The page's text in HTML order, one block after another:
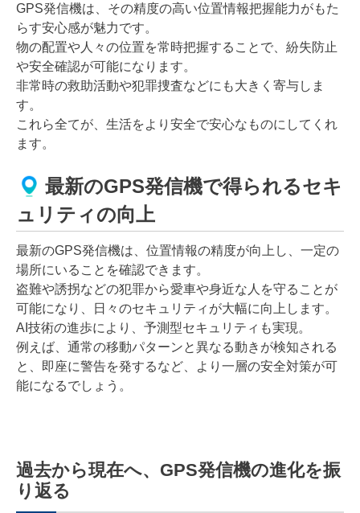
GPS発信機は、その精度の高い位置情報把握能力がもた
らす安心感が魅力です。
物の配置や人々の位置を常時把握することで、紛失防止
や安全確認が可能になります。
非常時の救助活動や犯罪捜査などにも大きく寄与しま
す。
これら全てが、生活をより安全で安心なものにしてくれ
ます。
最新のGPS発信機で得られるセキ
ュリティの向上
最新のGPS発信機は、位置情報の精度が向上し、一定の
場所にいることを確認できます。
盗難や誘拐などの犯罪から愛車や身近な人を守ることが
可能になり、日々のセキュリティが大幅に向上します。
AI技術の進歩により、予測型セキュリティも実現。
例えば、通常の移動パターンと異なる動きが検知される
と、即座に警告を発するなど、より一層の安全対策が可
能になるでしょう。
過去から現在へ、GPS発信機の進化を振
り返る